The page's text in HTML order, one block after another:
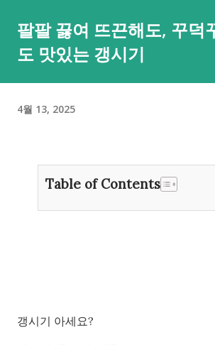
팔팔 끓여 뜨끈해도, 꾸덕
도 맛있는 갱시기
4월 13, 2025
Table of Contents
갱시기 아세요?